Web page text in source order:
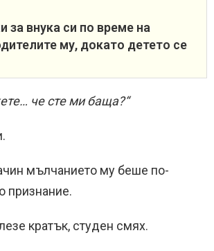
за внука си по време на
му, докато детето се
че сте ми баща?“
мълчанието му беше по-
признание.
кратък, студен смях.